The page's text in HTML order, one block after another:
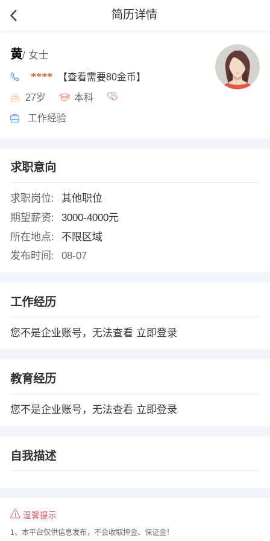
简历详情
黄/ 女士
**** 【查看需要80金币】
27岁 本科
工作经验
求职意向
求职岗位:
其他职位
期望薪资:
3000-4000元
所在地点:
不限区域
发布时间:
08-07
工作经历
您不是企业账号，无法查看 立即登录
教育经历
您不是企业账号，无法查看 立即登录
自我描述
温馨提示
1、本平台仅供信息发布，不会收取押金、保证金！